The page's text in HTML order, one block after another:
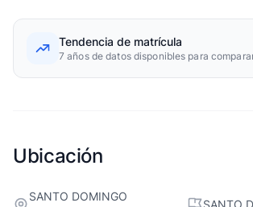
Tendencia de matrícula
7 años de datos disponibles para
Ubicación
SANTO DOMINGO
SANTO